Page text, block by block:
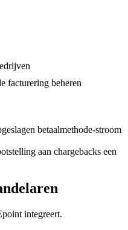
facturering beheren
betaalmethode-stroom
aan chargebacks een
integreert.